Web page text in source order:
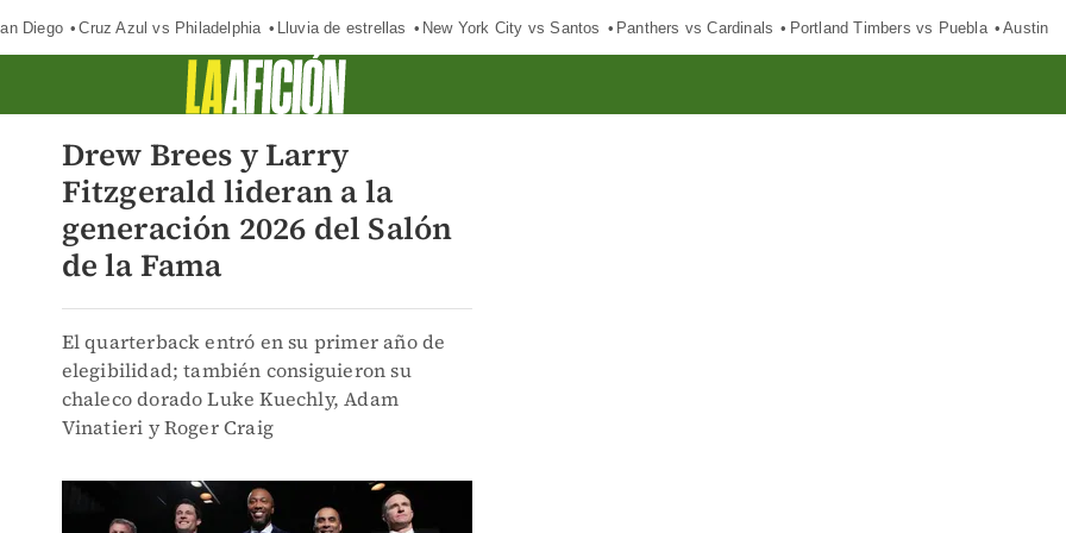
Diego Cruz Azul vs Philadelphia Lluvia de estrellas New York City vs Santos Panthers vs Cardinals Portland Timbers vs Puebla Austin
Drew Brees y Larry
Fitzgerald lideran a la
generación 2026 del Salón
de la Fama
El quarterback entró en su primer año de
elegibilidad; también consiguieron su
chaleco dorado Luke Kuechly, Adam
Vinatieri y Roger Craig